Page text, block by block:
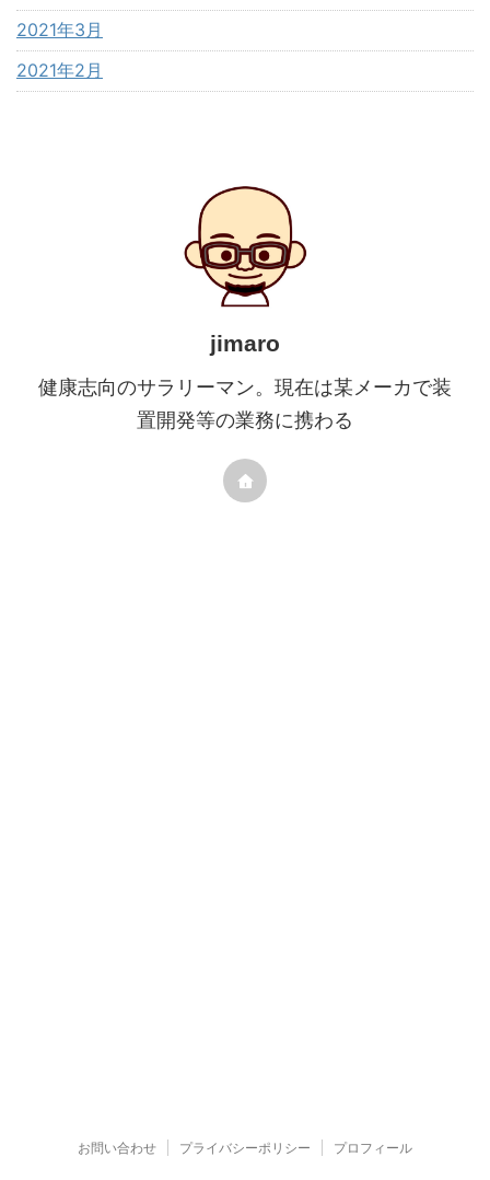
2021年3月
2021年2月
jimaro
健康志向のサラリーマン。現在は某メーカで装
置開発等の業務に携わる
お問い合わせ プライバシーポリシー プロフィール